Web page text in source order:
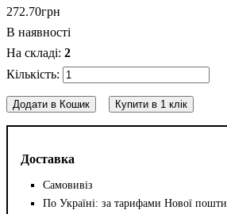
Доставка
Самовивіз
По Україні: за тарифами Нової пошти
272.70грн
В наявності
2
Додати в Кошик Купити в 1 клік